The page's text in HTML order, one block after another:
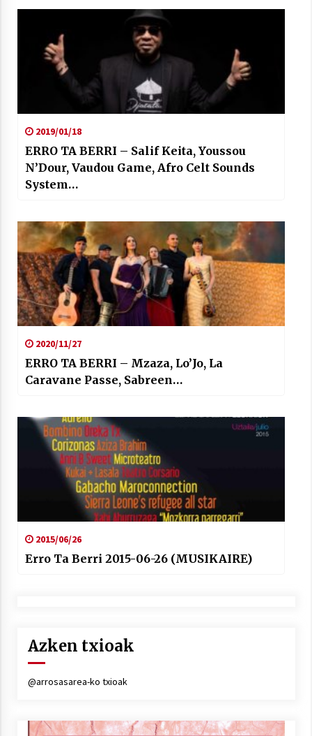
2019/01/18
ERRO TA BERRI – Salif Keita, Youssou
N’Dour, Vaudou Game, Afro Celt Sounds
System…
2020/11/27
ERRO TA BERRI – Mzaza, Lo’Jo, La
Caravane Passe, Sabreen…
2015/06/26
Erro Ta Berri 2015-06-26 (MUSIKAIRE)
Azken txioak
@arrosasarea-ko txioak